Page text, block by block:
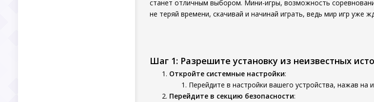
станет отличным выбором. Мини-игры, возможность
не теряй времени, скачивай и начинай играть, ведь мир игр уже
Шаг 1: Разрешите установку из неизвестных
Откройте системные настройки:
Перейдите в настройки вашего устройства, нажав на
Перейдите в секцию безопасности: